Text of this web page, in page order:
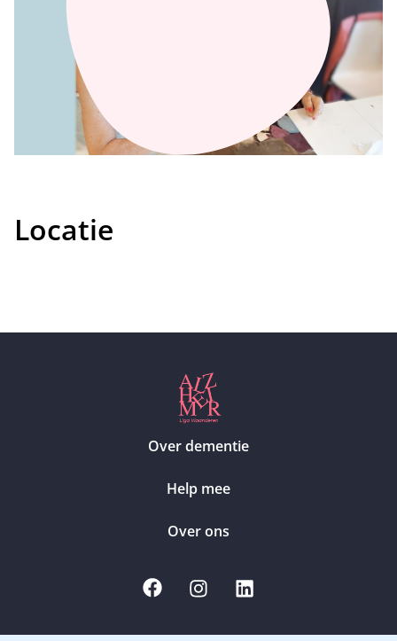
Locatie
Over dementie
Help mee
Over ons